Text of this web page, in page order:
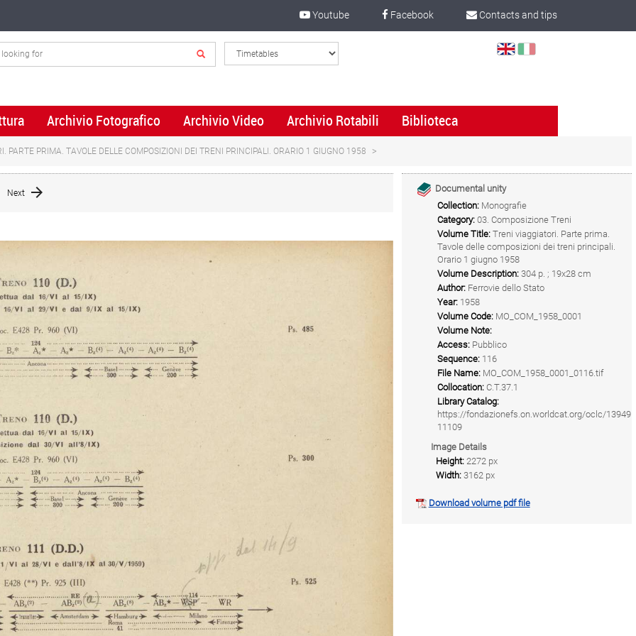
Contacts and tips
Facebook
Youtube
Select
Archivio Fotografico Archivio Video Archivio Rotabili Biblioteca
PARTE PRIMA. TAVOLE DELLE COMPOSIZIONI DEI TRENI PRINCIPALI. ORARIO 1 GIUGNO 1958
Next
Documental unity
Collection: Monografie
Category: 03. Composizione Treni
Volume Title: Treni viaggiatori. Parte prima.
Tavole delle composizioni dei treni principali.
Orario 1 giugno 1958
Volume Description: 304 p. ; 19x28 cm
Author: Ferrovie dello Stato
Year: 1958
Volume Code: MO_COM_1958_0001
Volume Note:
Access: Pubblico
Sequence: 116
File Name: MO_COM_1958_0001_0116.tif
Collocation: C.T.37.1
Library Catalog:
https://fondazionefs.on.worldcat.org/oclc/13949
11109
Image Details
Height: 2272 px
Width: 3162 px
Download volume pdf file